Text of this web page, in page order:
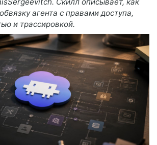
агента с правами доступа,
и трассировкой.